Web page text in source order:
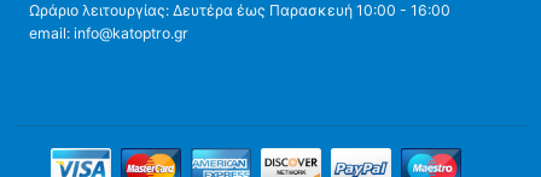
Ωράριο λειτουργίας: Δευτέρα έως Παρασκευή 10:00 - 16:00
email: info@katoptro.gr